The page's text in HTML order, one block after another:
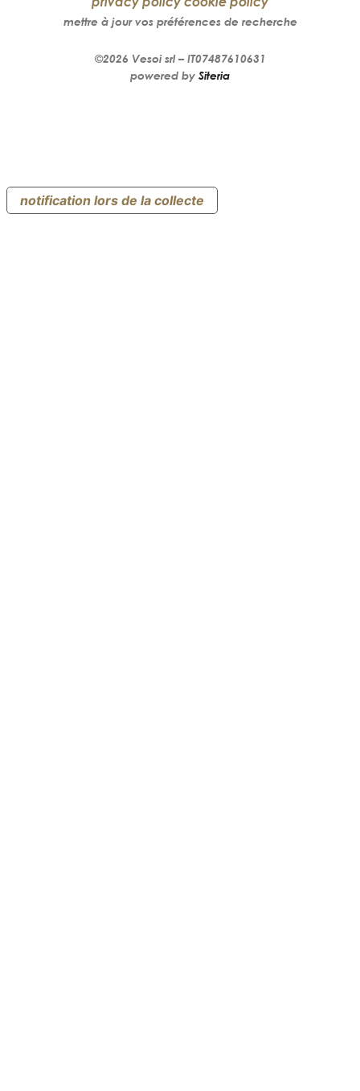
mettre à jour vos préférences de recherche
©2026 Vesoisrl – IT07487610631
powered by Siteria
notification lors de la collecte